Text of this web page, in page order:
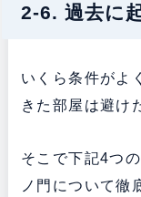
2-6. 過去に
いくら条件がよ
きた部屋は避け
そこで下記4つ
ノ門について徹